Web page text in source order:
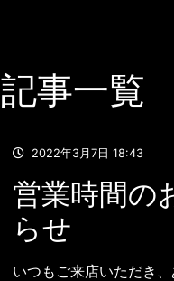
記事一覧
2022年3月7日 18:43
営業時間の
らせ
いつもご来店いただき